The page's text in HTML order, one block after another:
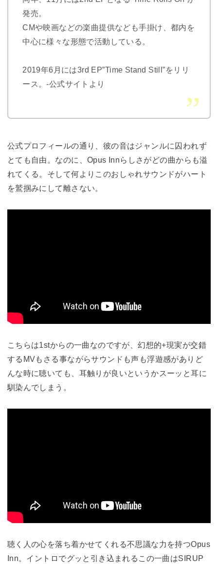
発売。
CMや映画などの楽曲提供なども手掛け、都内を
中心に様々な形態で活動している。
2019年6月には3rd EP”Time Stand Still”をリリ
ース。-公式サイトより
公式プロフィールの通り、彼の音はジャンルに囚われず
とても自由。なのに、Opus Innらしさがどの曲からも溢
れてくる。そして何よりこのおしゃれサウンドがハート
を鷲掴みにして離さない。
こちらは1stからの一曲なのですが、幻想的+現実が交錯
するMVもさる事ながらサウンドも声も浮遊感がありど
んな時に聴いても、耳触りが良いというかスーッと耳に
馴染んでしまう。
聴く人の心を落ち着かせてくれる不思議な力を持つOpus
Inn。イントロでグッと引き込まれるこの一曲はSIRUP